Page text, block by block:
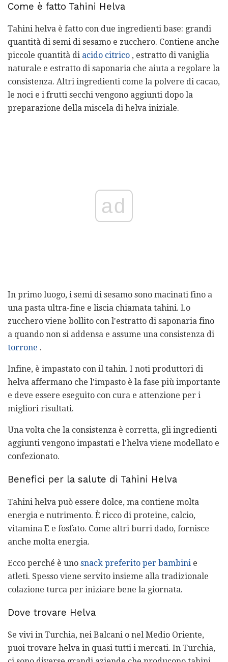
Come è fatto Tahini Helva
Tahini helva è fatto con due ingredienti base: grandi
quantità di semi di sesamo e zucchero. Contiene anche
piccole quantità di acido citrico , estratto di vaniglia
naturale e estratto di saponaria che aiuta a regolare la
consistenza. Altri ingredienti come la polvere di cacao,
le noci e i frutti secchi vengono aggiunti dopo la
preparazione della miscela di helva iniziale.
ad
In primo luogo, i semi di sesamo sono macinati fino a
una pasta ultra-fine e liscia chiamata tahini. Lo
zucchero viene bollito con l'estratto di saponaria fino
a quando non si addensa e assume una consistenza di
torrone .
Infine, è impastato con il tahin. I noti produttori di
helva affermano che l'impasto è la fase più importante
e deve essere eseguito con cura e attenzione per i
migliori risultati.
Una volta che la consistenza è corretta, gli ingredienti
aggiunti vengono impastati e l'helva viene modellato e
confezionato.
Benefici per la salute di Tahini Helva
Tahini helva può essere dolce, ma contiene molta
energia e nutrimento. È ricco di proteine, calcio,
vitamina E e fosfato. Come altri burri dado, fornisce
anche molta energia.
Ecco perché è uno snack preferito per bambini e
atleti. Spesso viene servito insieme alla tradizionale
colazione turca per iniziare bene la giornata.
Dove trovare Helva
Se vivi in ​​Turchia, nei Balcani o nel Medio Oriente,
puoi trovare helva in quasi tutti i mercati. In Turchia,